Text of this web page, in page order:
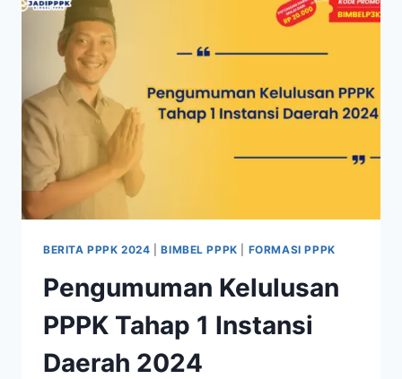
BERITA PPPK 2024 |BIMBEL PPPK FORMASI PPPK
Pengumuman Kelulusan
PPPK Tahap 1 Instansi
Daerah 2024